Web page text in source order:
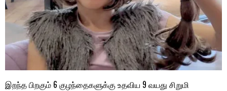
இறந்த பிறகும் 6 குழந்தைகளுக்கு உதவிய 9 வயது சிறுமி